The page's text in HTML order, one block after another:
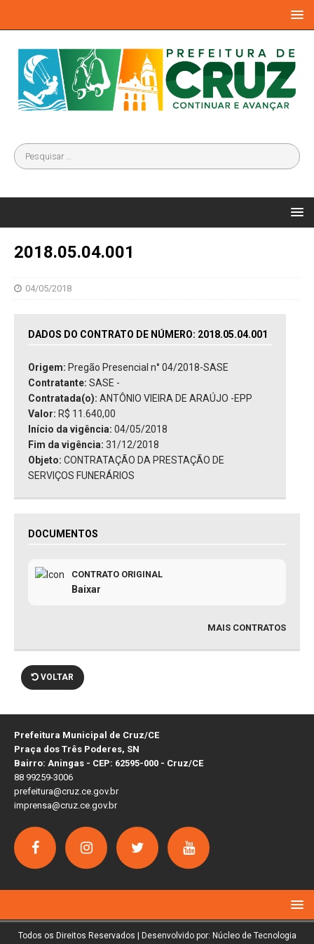
2018.05.04.001
04/05/2018
DADOS DO CONTRATO DE NÚMERO: 2018.05.04.001
Origem: Pregão Presencial n° 04/2018-SASE
Contratante: SASE -
Contratada(o): ANTÔNIO VIEIRA DE ARAÚJO -EPP
Valor: R$ 11.640,00
Início da vigência: 04/05/2018
Fim da vigência: 31/12/2018
Objeto: CONTRATAÇÃO DA PRESTAÇÃO DE
SERVIÇOS FUNERÁRIOS
DOCUMENTOS
CONTRATO ORIGINAL
Baixar
MAIS CONTRATOS
VOLTAR
Prefeitura Municipal de Cruz/CE
Praça dos Três Poderes, SN
Bairro: Aningas - CEP: 62595-000 - Cruz/CE
88 99259-3006
prefeitura@cruz.ce.gov.br
imprensa@cruz.ce.gov.br
Todos os Direitos Reservados | Desenvolvido por: Núcleo de Tecnologia